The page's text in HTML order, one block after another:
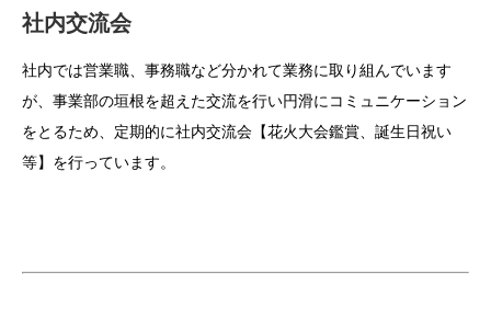
社内交流会
社内では営業職、事務職など分かれて業務に取り組んでいます
が、事業部の垣根を超えた交流を行い円滑にコミュニケーション
をとるため、定期的に社内交流会【花火大会鑑賞、誕生日祝い
等】を行っています。